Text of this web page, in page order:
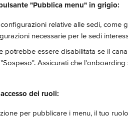
"Pubblica menu" in grigio:
relative alle sedi,
necessarie per le sedi
potrebbe essere disabilitata se il
Assicurati che
dei ruoli:
per pubblicare i menu, il tuo